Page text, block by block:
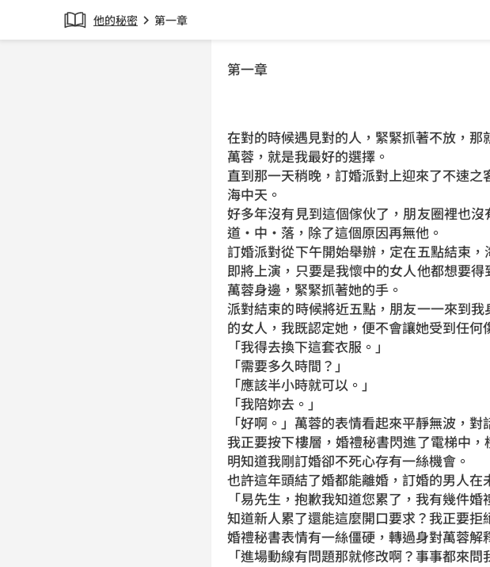
他的秘密 chevron_right 第一章
第一章
在對的時候遇見對的人，緊緊抓著不放，那
萬蓉，就是我最好的選擇。
直到那一天稍晚，訂婚派對上迎來了不速之
海中天。
好多年沒有見到這個傢伙了，朋友圈裡也
道·中·落，除了這個原因再無他。
訂婚派對從下午開始舉辦，定在五點結束
即將上演，只要是我懷中的女人他都想要
萬蓉身邊，緊緊抓著她的手。
派對結束的時候將近五點，朋友一一來到
的女人，我既認定她，便不會讓她受到任何
「我得去換下這套衣服。」
「需要多久時間？」
「應該半小時就可以。」
「我陪妳去。」
「好啊。」萬蓉的表情看起來平靜無波，對
我正要按下樓層，婚禮秘書閃進了電梯中
明知道我剛訂婚卻不死心存有一絲機會。
也許這年頭結了婚都能離婚，訂婚的男人在
「易先生，抱歉我知道您累了，我有幾件婚
知道新人累了還能這麼開口要求？我正要拒
婚禮秘書表情有一絲僵硬，轉過身對萬蓉解
「進場動線有問題那就修改啊？事事都來